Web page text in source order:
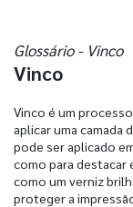
Glossário - Vinco
Vinco
Vinco é um
aplicar uma camada
pode ser aplicado
como para destacar
como um verniz
proteger a